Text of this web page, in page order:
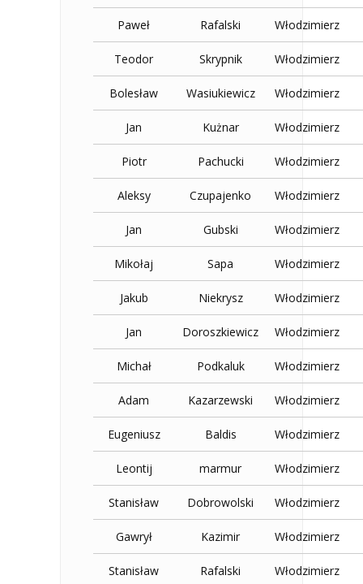
Paweł Rafalski Włodzimierz
Teodor Skrypnik Włodzimierz
Bolesław Wasiukiewicz Włodzimierz
Jan Kużnar Włodzimierz
Piotr Pachucki Włodzimierz
Aleksy Czupajenko Włodzimierz
Jan Gubski Włodzimierz
Mikołaj Sapa Włodzimierz
Jakub Niekrysz Włodzimierz
Jan Doroszkiewicz Włodzimierz
Michał Podkaluk Włodzimierz
Adam Kazarzewski Włodzimierz
Eugeniusz Baldis Włodzimierz
Leontij marmur Włodzimierz
Stanisław Dobrowolski Włodzimierz
Gawrył Kazimir Włodzimierz
Stanisław Rafalski Włodzimierz